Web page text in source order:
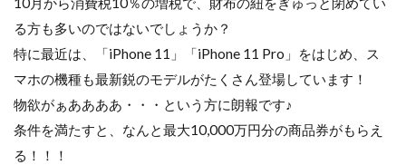
る方も多いのではないでしょうか？
特に最近は、「iPhone 11」「iPhone 11 Pro」をはじめ、ス
マホの機種も最新鋭のモデルがたくさん登場しています！
物欲がぁああああ・・・という方に朗報です♪
条件を満たすと、なんと最大10,000万円分の商品券がもらえ
る！！！